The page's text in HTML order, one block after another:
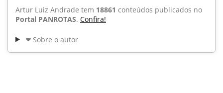
Artur Luiz Andrade tem 18861 conteúdos publicados no
Portal PANROTAS. Confira!
Sobre o autor